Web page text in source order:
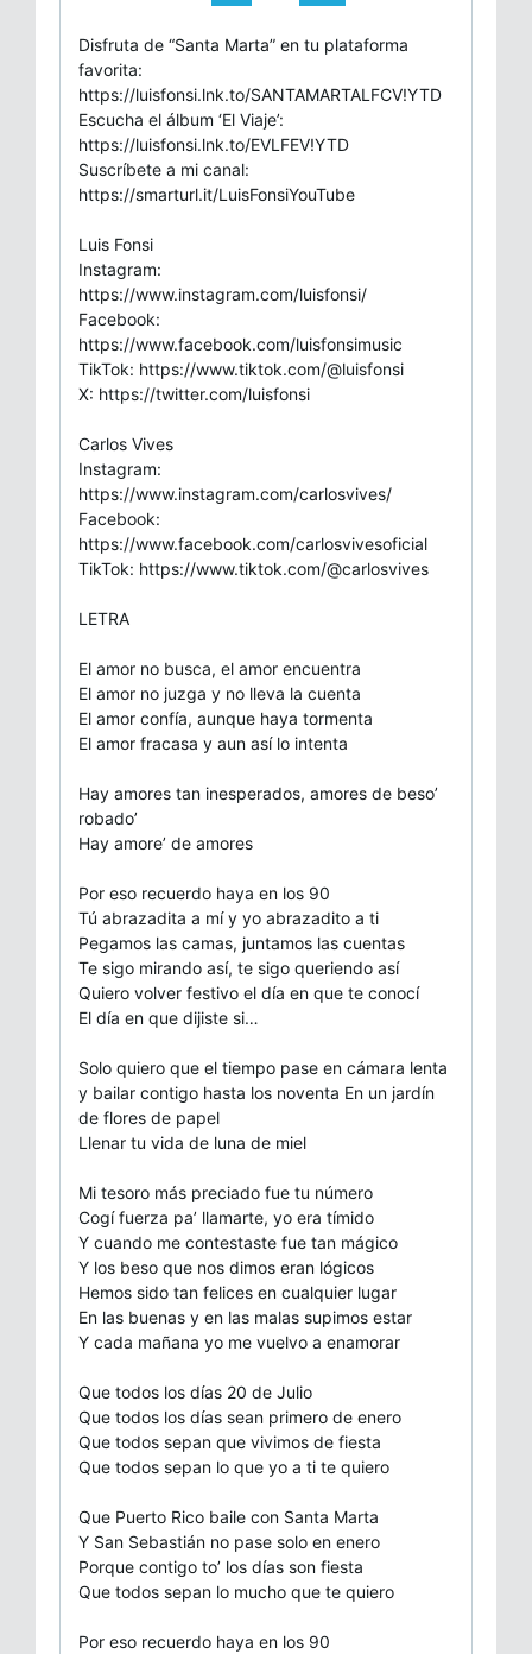
Disfruta de “Santa Marta” en tu plataforma
favorita:
https://luisfonsi.lnk.to/SANTAMARTALFCV!YTD
Escucha el álbum ‘El Viaje’:
https://luisfonsi.lnk.to/EVLFEV!YTD
Suscríbete a mi canal:
https://smarturl.it/LuisFonsiYouTube
Luis Fonsi
Instagram:
https://www.instagram.com/luisfonsi/
Facebook:
https://www.facebook.com/luisfonsimusic
TikTok: https://www.tiktok.com/@luisfonsi
X: https://twitter.com/luisfonsi
Carlos Vives
Instagram:
https://www.instagram.com/carlosvives/
Facebook:
https://www.facebook.com/carlosvivesoficial
TikTok: https://www.tiktok.com/@carlosvives
LETRA
El amor no busca, el amor encuentra
El amor no juzga y no lleva la cuenta
El amor confía, aunque haya tormenta
El amor fracasa y aun así lo intenta
Hay amores tan inesperados, amores de beso’
robado’
Hay amore’ de amores
Por eso recuerdo haya en los 90
Tú abrazadita a mí y yo abrazadito a ti
Pegamos las camas, juntamos las cuentas
Te sigo mirando así, te sigo queriendo así
Quiero volver festivo el día en que te conocí
El día en que dijiste si…
Solo quiero que el tiempo pase en cámara lenta
y bailar contigo hasta los noventa En un jardín
de flores de papel
Llenar tu vida de luna de miel
Mi tesoro más preciado fue tu número
Cogí fuerza pa’ llamarte, yo era tímido
Y cuando me contestaste fue tan mágico
Y los beso que nos dimos eran lógicos
Hemos sido tan felices en cualquier lugar
En las buenas y en las malas supimos estar
Y cada mañana yo me vuelvo a enamorar
Que todos los días 20 de Julio
Que todos los días sean primero de enero
Que todos sepan que vivimos de fiesta
Que todos sepan lo que yo a ti te quiero
Que Puerto Rico baile con Santa Marta
Y San Sebastián no pase solo en enero
Porque contigo to’ los días son fiesta
Que todos sepan lo mucho que te quiero
Por eso recuerdo haya en los 90